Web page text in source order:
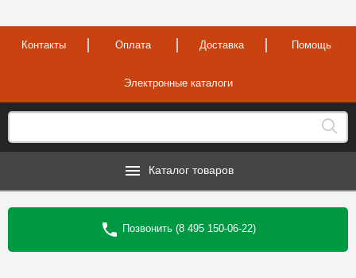
Контакты Оплата Доставка Помощь
Электронные каталоги
Каталог товаров
Позвонить (8 495 150-06-22)